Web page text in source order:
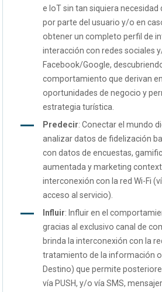
e IoT sin tan siquiera necesidad
por parte del usuario y/o en
obtener un completo perfil de
interacción con redes sociales
Facebook/Google,
comportamiento que derivan
oportunidades de negocio y
estrategia turística.
Predecir: Conectar el mundo
analizar datos de fidelización
con datos de encuestas,
aumentada y marketing
interconexión con la red Wi-Fi
acceso al servicio).
Influir: Influir en el
gracias al exclusivo canal de
brinda la interconexión con la
tratamiento de la información
Destino) que permite
vía PUSH, y/o vía SMS,